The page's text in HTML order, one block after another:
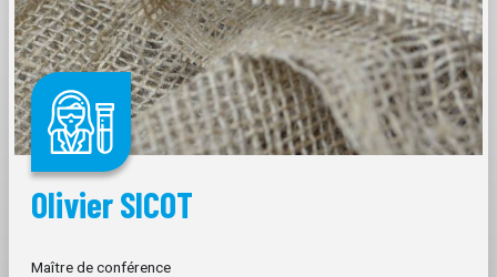
Olivier SICOT
Maître de conférence